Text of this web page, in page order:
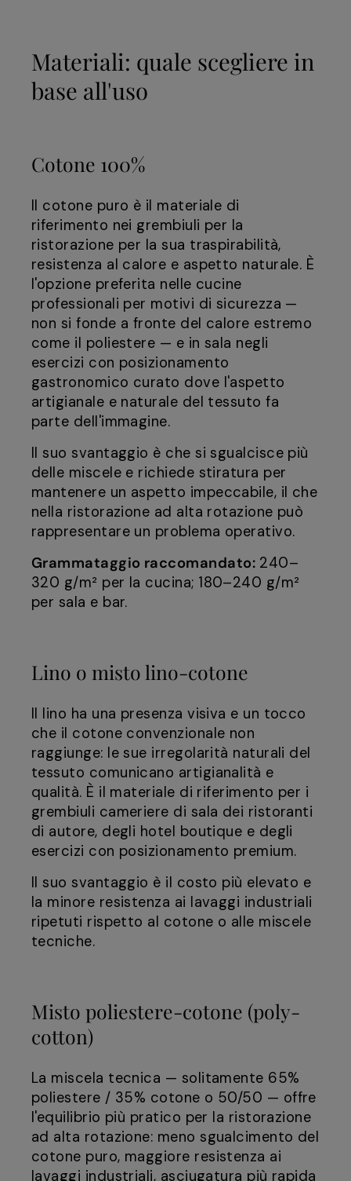
Materiali: quale scegliere in
base all'uso
Cotone 100%
Il cotone puro è il materiale di
riferimento nei grembiuli per la
ristorazione per la sua traspirabilità,
resistenza al calore e aspetto naturale. È
l'opzione preferita nelle cucine
professionali per motivi di sicurezza —
non si fonde a fronte del calore estremo
come il poliestere — e in sala negli
esercizi con posizionamento
gastronomico curato dove l'aspetto
artigianale e naturale del tessuto fa
parte dell'immagine.
Il suo svantaggio è che si sgualcisce più
delle miscele e richiede stiratura per
mantenere un aspetto impeccabile, il che
nella ristorazione ad alta rotazione può
rappresentare un problema operativo.
Grammataggio raccomandato:240–
320 g/m² per la cucina; 180–240 g/m²
per sala e bar.
Lino o misto lino-cotone
Il lino ha una presenza visiva e un tocco
che il cotone convenzionale non
raggiunge: le sue irregolarità naturali del
tessuto comunicano artigianalità e
qualità. È il materiale di riferimento per i
grembiuli cameriere di sala dei ristoranti
di autore, degli hotel boutique e degli
esercizi con posizionamento premium.
Il suo svantaggio è il costo più elevato e
la minore resistenza ai lavaggi industriali
ripetuti rispetto al cotone o alle miscele
tecniche.
Misto poliestere-cotone (poly-
cotton)
La miscela tecnica — solitamente 65%
poliestere / 35% cotone o 50/50 — offre
l'equilibrio più pratico per la ristorazione
ad alta rotazione: meno sgualcimento del
cotone puro, maggiore resistenza ai
lavaggi industriali, asciugatura più rapida